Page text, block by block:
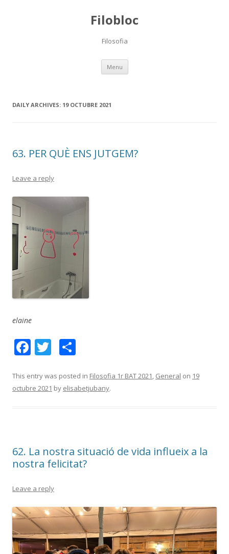
Filobloc
Filosofia
Menu Skip
content
DAILY ARCHIVES: 19 OCTUBRE 2021
63. PER QUÈ ENS JUTGEM?
Leave a reply
elaine
F
e
b
k
T
itt
er
m
p
ix
This entry was posted in Filosofia 1r BAT 2021, General on 19
octubre 2021 by elisabetjubany.
62. La nostra situació de vida influeix a la
nostra felicitat?
Leave a reply